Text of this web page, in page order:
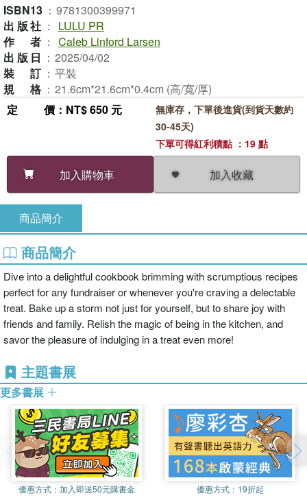
ISBN13 ： 9781300399971
出版社 ：
LULU PR
作者 ： Caleb Linford Larsen
出版日 ： 2025/04/02
裝訂 ： 平裝
規格 ： 21.6cm*21.6cm*0.4cm (高/寬/厚)
定價 ：NT$ 650 元
加入購物車 加入收藏
無庫存，下單後進貨(到貨天數約
30-45天)
下單可得紅利積點 ：19 點
商品簡介
商品簡介
Dive into a delightful cookbook brimming with scrumptious recipes
perfect for any fundraiser or whenever you're craving a delectable
treat. Bake up a storm not just for yourself, but to share joy with
friends and family. Relish the magic of being in the kitchen, and
savor the pleasure of indulging in a treat even more!
主題書展
更多書展
優惠方式： 加入即送50元購書金 優惠方式： 19折起